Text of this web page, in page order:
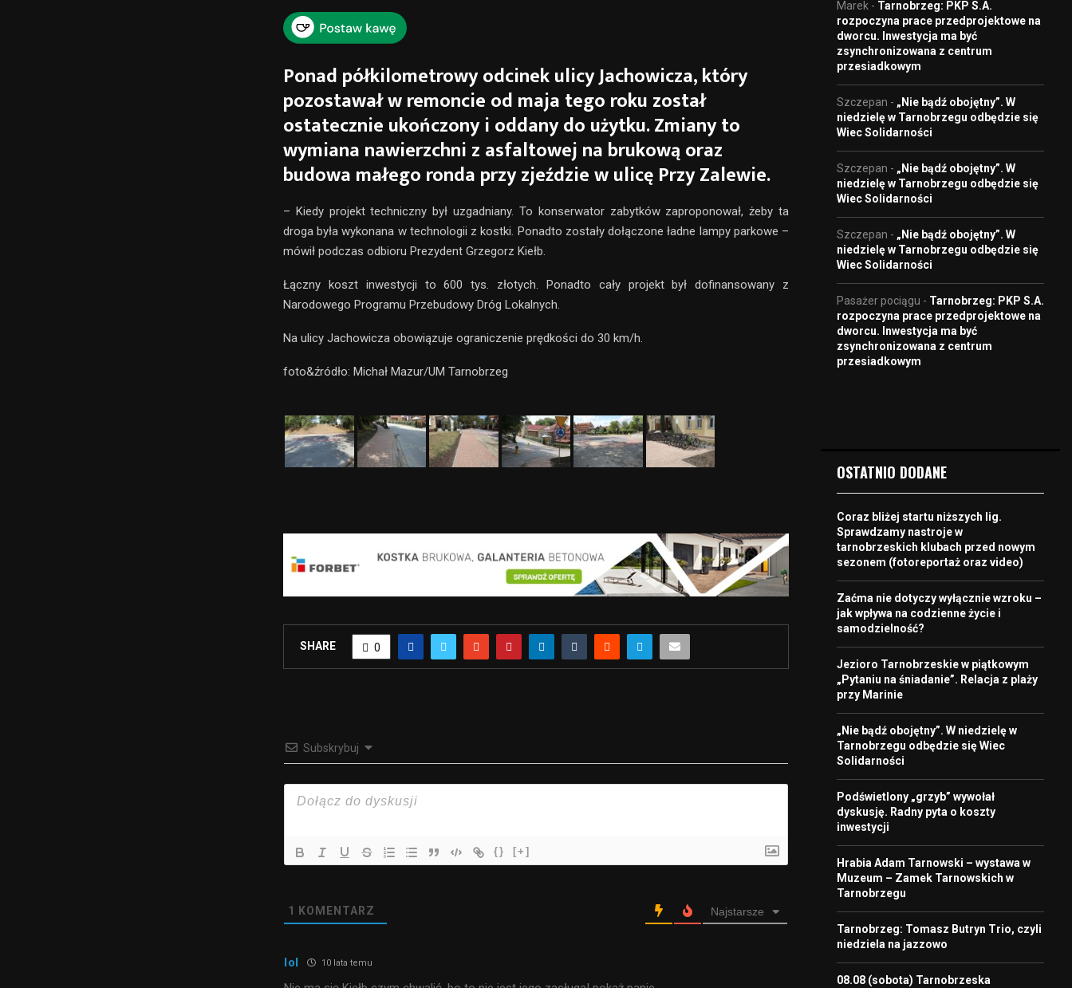
Ponad półkilometrowy odcinek ulicy Jachowicza, który
pozostawał w remoncie od maja tego roku został
ostatecznie ukończony i oddany do użytku. Zmiany to
wymiana nawierzchni z asfaltowej na brukową oraz
budowa małego ronda przy zjeździe w ulicę Przy Zalewie.
– Kiedy projekt techniczny był uzgadniany. To konserwator zabytków zaproponował, żeby ta
droga była wykonana w technologii z kostki. Ponadto zostały dołączone ładne lampy parkowe –
mówił podczas odbioru Prezydent Grzegorz Kiełb.
Łączny koszt inwestycji to 600 tys. złotych. Ponadto cały projekt był dofinansowany z
Narodowego Programu Przebudowy Dróg Lokalnych.
Na ulicy Jachowicza obowiązuje ograniczenie prędkości do 30 km/h.
foto&źródło: Michał Mazur/UM Tarnobrzeg
SHARE 0
Subskrybuj
{} [+]
1 KOMENTARZ Najstarsze
lol 10 lata temu
Marek - Tarnobrzeg: PKP S.A.
rozpoczyna prace przedprojektowe na
dworcu. Inwestycja ma być
zsynchronizowana z centrum
przesiadkowym
Szczepan - „Nie bądź obojętny”. W
niedzielę w Tarnobrzegu odbędzie się
Wiec Solidarności
Szczepan - „Nie bądź obojętny”. W
niedzielę w Tarnobrzegu odbędzie się
Wiec Solidarności
Szczepan - „Nie bądź obojętny”. W
niedzielę w Tarnobrzegu odbędzie się
Wiec Solidarności
Pasażer pociągu - Tarnobrzeg: PKP S.A.
rozpoczyna prace przedprojektowe na
dworcu. Inwestycja ma być
zsynchronizowana z centrum
przesiadkowym
OSTATNIO DODANE
Coraz bliżej startu niższych lig.
Sprawdzamy nastroje w
tarnobrzeskich klubach przed nowym
sezonem (fotoreportaż oraz video)
Zaćma nie dotyczy wyłącznie wzroku –
jak wpływa na codzienne życie i
samodzielność?
Jezioro Tarnobrzeskie w piątkowym
„Pytaniu na śniadanie”. Relacja z plaży
przy Marinie
„Nie bądź obojętny”. W niedzielę w
Tarnobrzegu odbędzie się Wiec
Solidarności
Podświetlony „grzyb” wywołał
dyskusję. Radny pyta o koszty
inwestycji
Hrabia Adam Tarnowski – wystawa w
Muzeum – Zamek Tarnowskich w
Tarnobrzegu
Tarnobrzeg: Tomasz Butryn Trio, czyli
niedziela na jazzowo
08.08 (sobota) Tarnobrzeska